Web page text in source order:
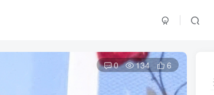
0 134 6